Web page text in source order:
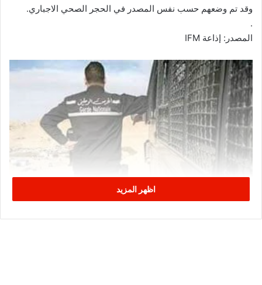
وقد تم وضعهم حسب نفس المصدر في الحجر الصحي الاجباري.
.
المصدر: إذاعة IFM
اظهر المزيد